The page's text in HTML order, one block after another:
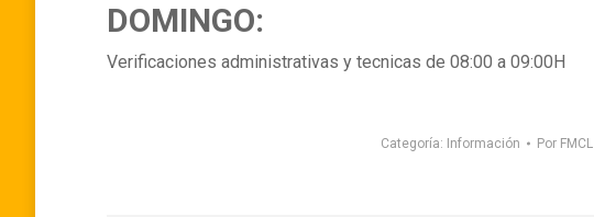
DOMINGO:
Verificaciones administrativas y tecnicas de 08:00 a 09:00H
Categoría: Información Por FMCL